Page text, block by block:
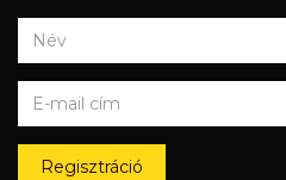
Regisztráció